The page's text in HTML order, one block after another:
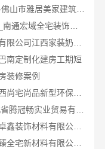
佛山禅城品质装饰家装施工-佛山市雅居美家建筑装饰工程有限公司
南通海安毛坯装饰公司设计_南通宏域全宅装饰建材有限公司
南定制化建房工期短
装修案例
江西家装奶油风设计认准江西尚宅尚品新型环保材料有限公司
绍兴城区个性化装修，绍兴卓鑫装饰材料有限公司质量有保障
全宅焕新环保材料，邯郸至臻全宅新材料有限公司品质优选